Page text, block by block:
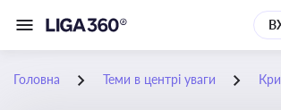
Головна Теми в центрі уваги